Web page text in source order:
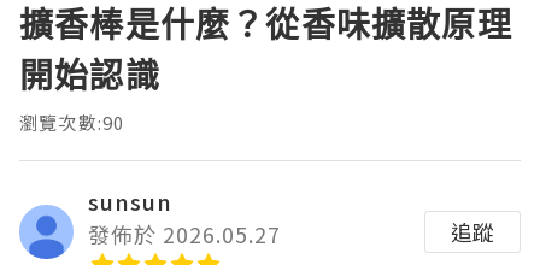
擴香棒是什麼？從香味擴散原理
開始認識
瀏覽次數:90
sunsun
發佈於 2026.05.27
追蹤